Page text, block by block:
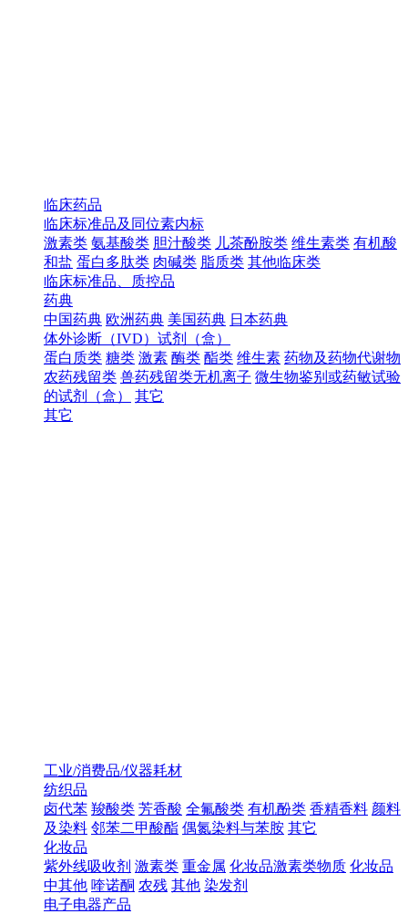
临床药品
临床标准品及同位素内标
激素类 氨基酸类 胆汁酸类 儿茶酚胺类 维生素类 有机酸
和盐 蛋白多肽类 肉碱类 脂质类 其他临床类
临床标准品、质控品
药典
中国药典 欧洲药典 美国药典 日本药典
体外诊断（IVD）试剂（盒）
蛋白质类 糖类 激素 酶类 酯类 维生素 药物及药物代谢物
农药残留类 兽药残留类无机离子 微生物鉴别或药敏试验
的试剂（盒）
其它
其它
工业/消费品/仪器耗材
纺织品
卤代苯 羧酸类 芳香酸 全氟酸类 有机酚类 香精香料 颜料
及染料 邻苯二甲酸酯 偶氮染料与苯胺 其它
化妆品
紫外线吸收剂 激素类 重金属 化妆品激素类物质 化妆品
中其他 喹诺酮 农残 其他 染发剂
电子电器产品